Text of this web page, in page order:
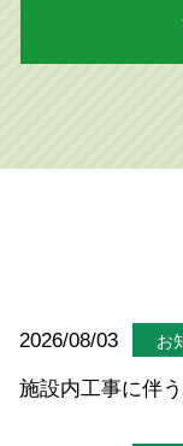
2026/08/03 お
施設内工事に伴